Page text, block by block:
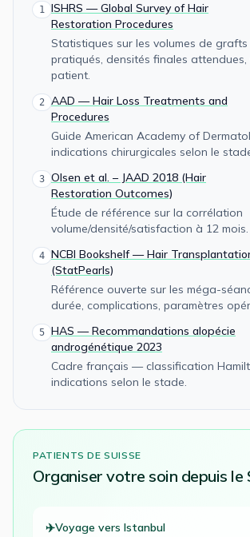
1 ISHRS — Global Survey of Hair
Restoration Procedures
Statistiques sur les volumes de grafts
pratiqués, densités finales
patient.
2 AAD — Hair Loss Treatments and
Procedures
Guide American Academy of
indications chirurgicales selon le
3 Olsen et al. – JAAD 2018 (Hair
Restoration Outcomes)
Étude de référence sur la corrélation
volume/densité/satisfaction à 12 mois.
4 NCBI Bookshelf — Hair
(StatPearls)
Référence ouverte sur les méga-
durée, complications, paramètres
5 HAS — Recommandations alopécie
androgénétique 2023
Cadre français — classification
indications selon le stade.
PATIENTS DESUISSE
Organiser votre soin depuis le
✈️Voyage vers Istanbul